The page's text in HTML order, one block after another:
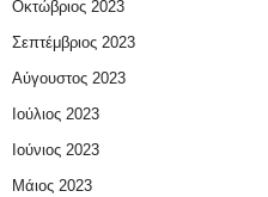
Οκτώβριος 2023
Σεπτέμβριος 2023
Αύγουστος 2023
Ιούλιος 2023
Ιούνιος 2023
Μάιος 2023